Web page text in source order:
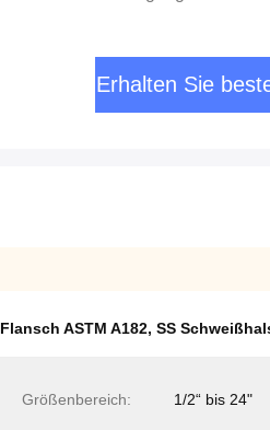
Erhalten Sie
ASTM A182, SS
Größenbereich: 1/2“ bis 24"